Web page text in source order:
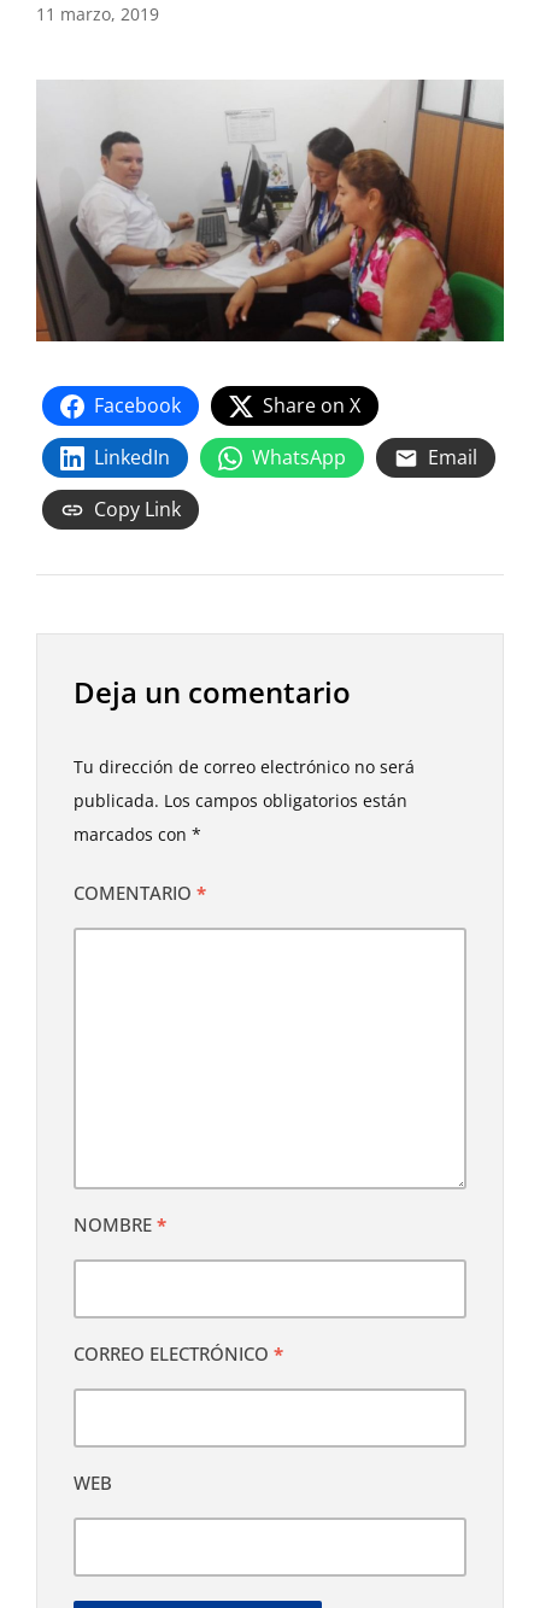
11 marzo, 2019
Facebook
Share on X
LinkedIn
WhatsApp
Email
Copy Link
Deja un comentario
Tu dirección de correo electrónico no será
publicada. Los campos obligatorios están
marcados con *
COMENTARIO *
NOMBRE *
CORREO ELECTRÓNICO *
WEB